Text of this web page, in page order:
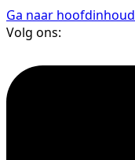
Ga naar hoofdinhoud
Volg ons: